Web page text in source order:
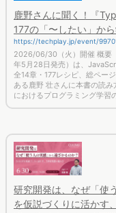
177の「〜したい」か
https://techplay.jp/event/
2026/06/30（火）開催 概要
年5月28日発売）は、
全14章・177レシピ、総ペー
ある鹿野 壮さんに本書の読
におけるプログラミング学習
を仮説づくりに活かす
https://techplay.jp/event/